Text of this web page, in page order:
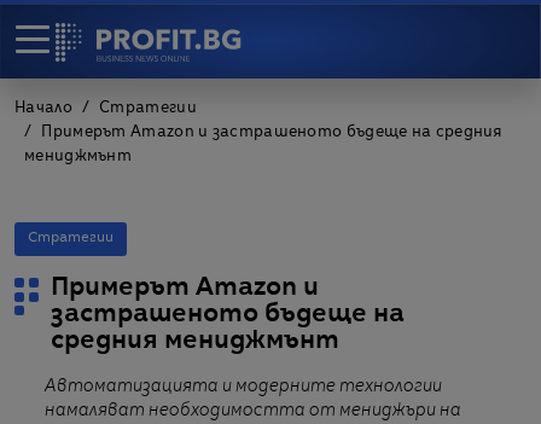
Начало
Стратегии
Примерът Amazon и застрашеното бъдеще на средния
мениджмънт
Стратегии
Примерът Amazon и
застрашеното бъдеще на
средния мениджмънт
Автоматизацията и модерните технологии
намаляват необходимостта от мениджъри на